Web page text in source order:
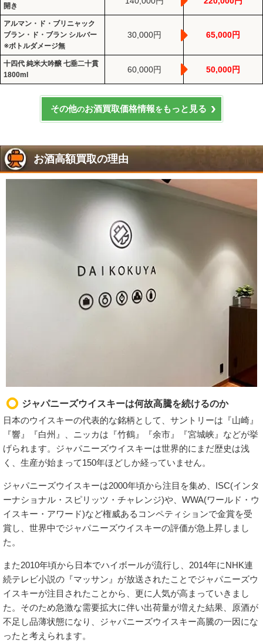
開き
アルマン・ド・ブリニャック
ブラン・ド・ブラン シルバー
※ボトルダメージ無
30,000円 65,000円
十四代 純米大吟醸 七垂二十貫
1800ml
60,000円 50,000円
その他のお酒買取価格情報を もっと見る
お酒高額買取の理由
ジャパニーズウイスキーは何故高騰を続けるのか
日本のウイスキーの代表的な銘柄として、サントリーは『山崎』
『響』『白州』、ニッカは『竹鶴』『余市』『宮城峡』などが挙
げられます。ジャパニーズウイスキーは世界的にまだ歴史は浅
く、生産が始まって150年ほどしか経っていません。
ジャパニーズウイスキーは2000年頃から注目を集め、ISC(インタ
ーナショナル・スピリッツ・チャレンジ)や、WWA(ワールド・ウ
イスキー・アワード)など権威あるコンペティションで金賞を受
賞し、世界中でジャパニーズウイスキーの評価が急上昇しまし
た。
また2010年頃から日本でハイボールが流行し、2014年にNHK連
続テレビ小説の『マッサン』が放送されたことでジャパニーズウ
イスキーが注目されたことから、更に人気が高まっていきまし
た。そのため急激な需要拡大に伴い出荷量が増えた結果、原酒が
不足し品薄状態になり、ジャパニーズウイスキー高騰の一因にな
ったと考えられます。